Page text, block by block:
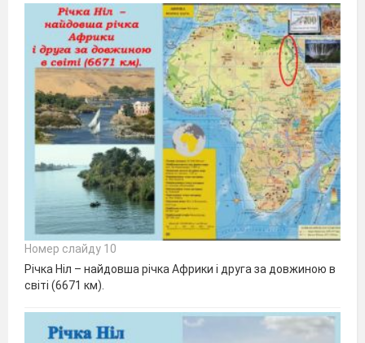
Номер слайду 10
Річка Ніл – найдовша річка Африки і друга за довжиною в
світі (6671 км).